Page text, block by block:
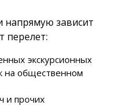
зависит
перелет:
экскурсионных
на общественном
и прочих